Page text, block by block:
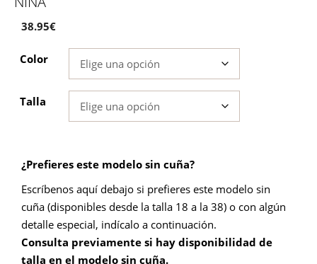
38.95€
Color
Talla
¿Prefieres este modelo sin cuña?
Escríbenos aquí debajo si prefieres este modelo sin
cuña (disponibles desde la talla 18 a la 38) o con algún
detalle especial, indícalo a continuación.
Consulta previamente si hay disponibilidad de
talla en el modelo sin cuña.